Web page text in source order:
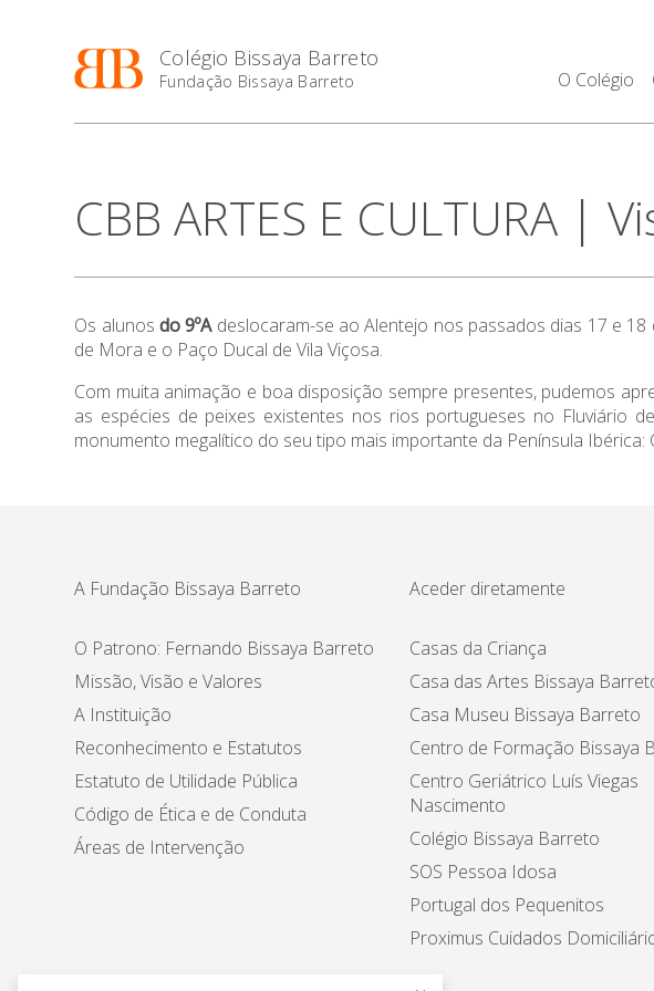
Colégio Bissaya Barreto
Fundação Bissaya Barreto O Colégio
CBB ARTES E CULTURA |
Os alunos do 9ºAdeslocaram-se ao Alentejo nos passados dias 17 e
de Mora e o Paço Ducal de Vila Viçosa.
Com muita animação e boa disposição sempre presentes, pudemos
as espécies de peixes existentes nos rios portugueses no Fluviário
monumento megalítico do seu tipo mais importante da Península Ibérica:
A Fundação Bissaya Barreto
O Patrono: Fernando Bissaya Barreto
Missão, Visão e Valores
A Instituição
Reconhecimento e Estatutos
Estatuto de Utilidade Pública
Código de Ética e de Conduta
Áreas de Intervenção
Aceder diretamente
Casas da Criança
Casa das Artes Bissaya
Casa Museu Bissaya Barreto
Centro de Formação Bissaya
Centro Geriátrico Luís Viegas
Nascimento
Colégio Bissaya Barreto
SOS Pessoa Idosa
Portugal dos Pequenitos
Proximus Cuidados